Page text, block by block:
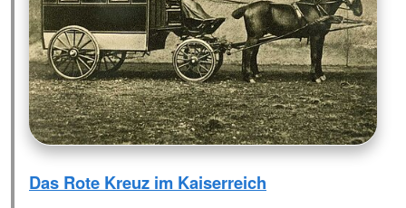
Das Rote Kreuz im Kaiserreich